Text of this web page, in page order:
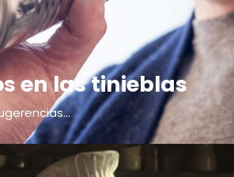
en las tinieblas